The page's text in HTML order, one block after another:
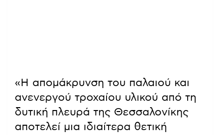
«Η απομάκρυνση του παλαιού και
ανενεργού τροχαίου υλικού από τη
δυτική πλευρά της Θεσσαλονίκης
αποτελεί μια ιδιαίτερα θετική